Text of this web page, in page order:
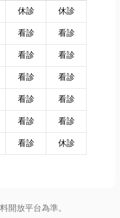
休診
休診
看診
看診
看診
看診
看診
看診
看診
看診
看診
看診
看診 休診
開放平台為準。